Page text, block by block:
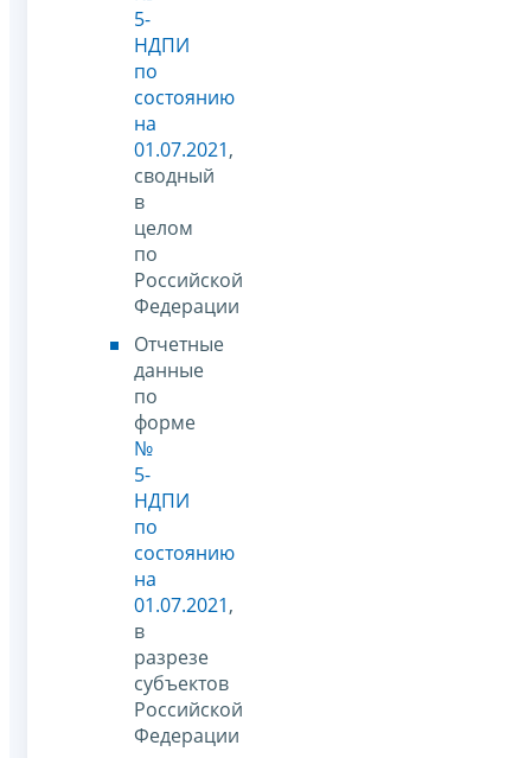
5-
НДПИ
по
состоянию
на
01.07.2021,
сводный
в
целом
по
Российской
Федерации
Отчетные
данные
по
форме
№
5-
НДПИ
по
состоянию
на
01.07.2021,
в
разрезе
субъектов
Российской
Федерации